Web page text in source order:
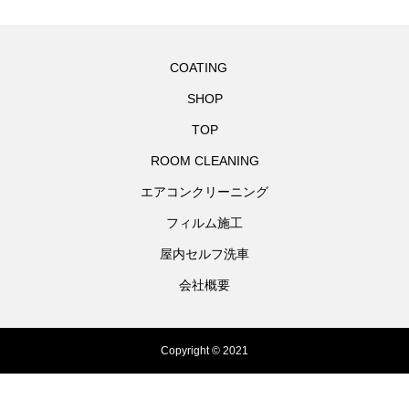
COATING
SHOP
TOP
ROOM CLEANING
エアコンクリーニング
フィルム施工
屋内セルフ洗車
会社概要
Copyright © 2021